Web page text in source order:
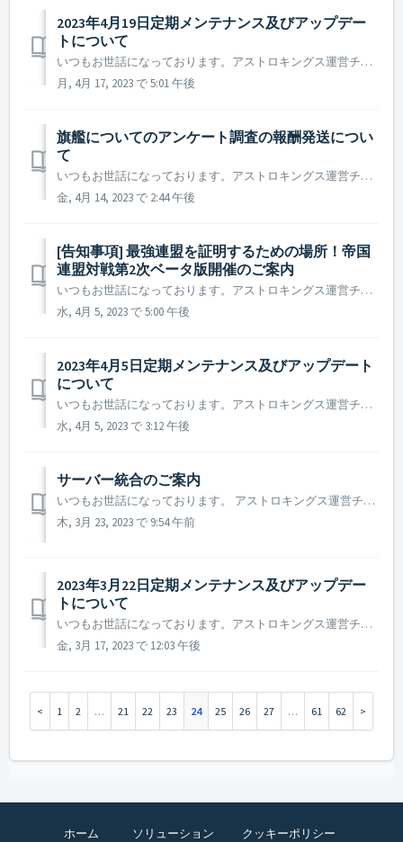
2023年4月19日定期メンテナンス及びアップデー
トについて
いつもお世話になっております。アストロキングス運営チームです。 2023年4月19日に実施予定の定期メンテナンス及びアップデート内容についてご案内いたします。 ※ 本告知は事前告知であり、諸事情により一部内容が変更となる場合がございます。その際は改めてご案内させていただく予定です。 ...
月, 4月 17, 2023 で 5:01 午後
旗艦についてのアンケート調査の報酬発送につい
て
いつもお世話になっております。アストロキングス運営チームです。 旗艦についてのアンケート 調査にたくさんのご協力をいただきどうもありがとうございました。 本アンケートにご協力いただいたお礼の報酬を本日支給させていただきました。 ただし、ご協力いただいた司令官様のうち、報酬受け取りのための...
金, 4月 14, 2023 で 2:44 午後
[告知事項] 最強連盟を証明するための場所！帝国
連盟対戦第2次ベータ版開催のご案内
いつもお世話になっております。アストロキングス運営チームです。 司令官様の連盟の実力を試す熾烈な戦場、帝国連盟対戦コンテンツが間もなく第2次ベータ版として戻ってきます！ 司令官様の連盟の実力を試す機会が再来しました。 他サーバーの連盟との戦闘を通し、司令官様が所属する連盟の名声...
水, 4月 5, 2023 で 5:00 午後
2023年4月5日定期メンテナンス及びアップデート
について
いつもお世話になっております。アストロキングス運営チームです。 2023年4月5日に実施予定の定期メンテナンス及びアップデート内容についてご案内いたします。 ※ 本告知は事前告知であり、諸事情により一部内容が変更となる場合がございます。その際は改めてご案内させていただく予定です。 ...
水, 4月 5, 2023 で 3:12 午後
サーバー統合のご案内​
いつもお世話になっております。 アストロキングス運営チームです。 より良いゲーム環境をご提供するため、 2023年4月5日にサーバー統合を行う事をご案内致します。 ▶️ サーバー統合のご案内 ※ 2021年から実施されるサーバー統合は統合サーバー対象に統合前の2週間、サーバー統合特...
木, 3月 23, 2023 で 9:54 午前
2023年3月22日定期メンテナンス及びアップデー
トについて
いつもお世話になっております。アストロキングス運営チームです。 2023年3月22日に実施予定の定期メンテナンス及びアップデート内容についてご案内いたします。 ※本告知は事前告知であり、諸事情により一部内容が変更となる場合がございます。その際は改めてご案内させていただく予定です。 ...
金, 3月 17, 2023 で 12:03 午後
1 2 … 21 22 23 24 25 26 27 … 61 62
ホーム ソリューション クッキーポリシー